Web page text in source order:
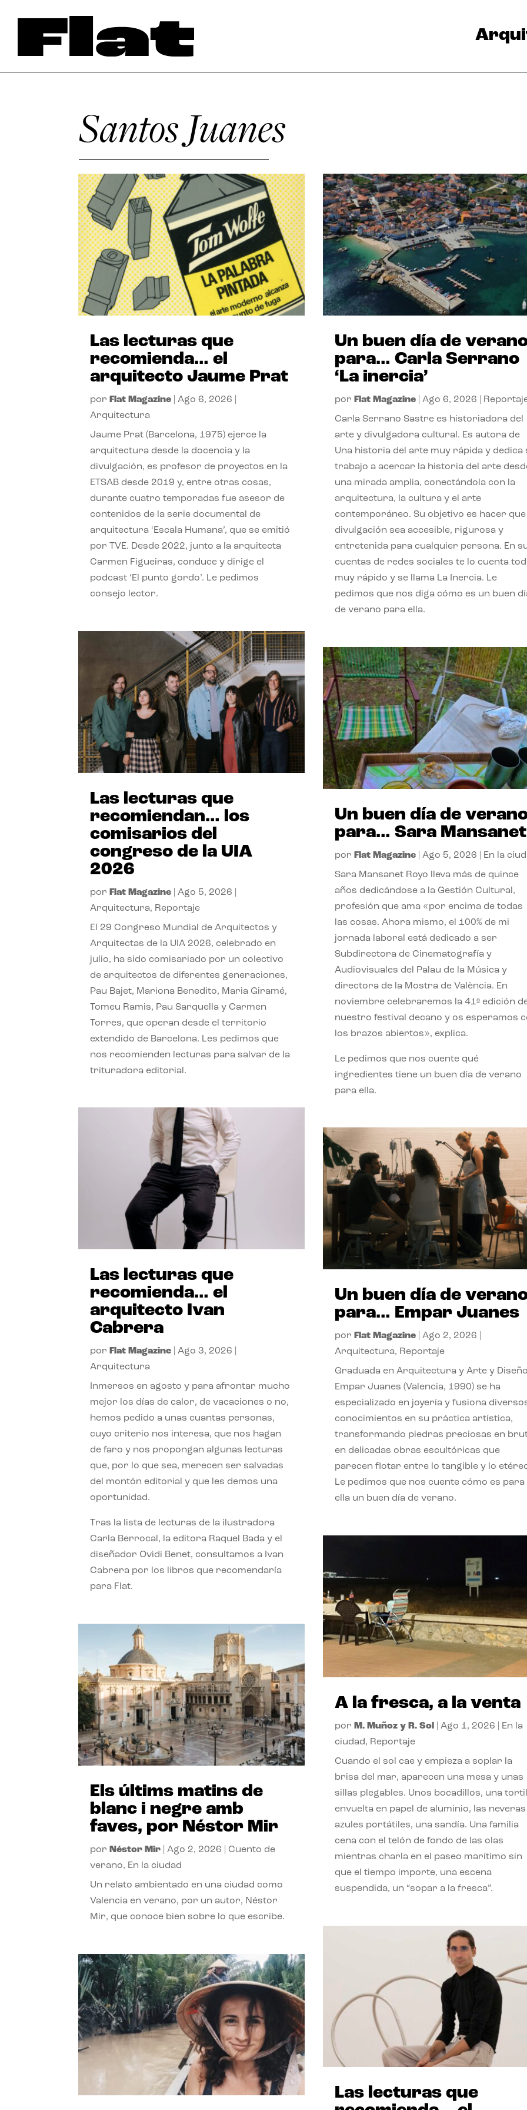
Santos Juanes
Las lecturas que
recomienda… el
arquitecto Jaume Prat
por Flat Magazine |Ago 6, 2026
Arquitectura
Jaume Prat (Barcelona, 1975) ejerce la
arquitectura desde la docencia y la
divulgación, es profesor de proyectos en la
ETSAB desde 2019 y, entre otras cosas,
durante cuatro temporadas fue asesor de
contenidos de la serie documental de
arquitectura ‘Escala Humana’, que se emitió
por TVE. Desde 2022, junto a la arquitecta
Carmen Figueiras, conduce y dirige el
podcast ‘El punto gordo’. Le pedimos
consejo lector.
Las lecturas que
recomiendan… los
comisarios del
congreso de la UIA
2026
por Flat Magazine |Ago 5, 2026
Arquitectura, Reportaje
El 29 Congreso Mundial de Arquitectos y
Arquitectas de la UIA 2026, celebrado en
julio, ha sido comisariado por un colectivo
de arquitectos de diferentes generaciones,
Pau Bajet, Mariona Benedito, Maria Giramé,
Tomeu Ramis, Pau Sarquella y Carmen
Torres, que operan desde el territorio
extendido de Barcelona. Les pedimos que
nos recomienden lecturas para salvar de la
trituradora editorial.
Las lecturas que
recomienda… el
arquitecto Ivan
Cabrera
por Flat Magazine |Ago 3, 2026
Arquitectura
Inmersos en agosto y para afrontar mucho
mejor los días de calor, de vacaciones o no,
hemos pedido a unas cuantas personas,
cuyo criterio nos interesa, que nos hagan
de faro y nos propongan algunas lecturas
que, por lo que sea, merecen ser salvadas
del montón editorial y que les demos una
oportunidad.
Tras la lista de lecturas de la ilustradora
Carla Berrocal, la editora Raquel Bada y el
diseñador Ovidi Benet, consultamos a Ivan
Cabrera por los libros que recomendaría
para Flat.
Els últims matins de
blanc i negre amb
faves, por Néstor Mir
por Néstor Mir |Ago 2, 2026 |Cuento de
verano, En la ciudad
Un relato ambientado en una ciudad como
Valencia en verano, por un autor, Néstor
Mir, que conoce bien sobre lo que escribe.
Un buen día de
para… Carla Serrano
‘La inercia’
por Flat Magazine| Ago 6, 2026
Carla Serrano Sastre es historiadora del
arte y divulgadora cultural. Es autora de
Una historia del arte muy rápida y dedica
trabajo a acercar la historia del arte
una mirada amplia, conectándola con la
arquitectura, la cultura y el arte
contemporáneo. Su objetivo es hacer que
divulgación sea accesible, rigurosa y
entretenida para cualquier persona. En
cuentas de redes sociales te lo cuenta
muy rápido y se llama La Inercia. Le
pedimos que nos diga cómo es un buen
de verano para ella.
Un buen día de
para… Sara Mansanet
por Flat Magazine| Ago 5, 2026 En la
Sara Mansanet Royo lleva más de quince
años dedicándose a la Gestión Cultural,
profesión que ama «por encima de todas
las cosas. Ahora mismo, el 100% de mi
jornada laboral está dedicado a ser
Subdirectora de Cinematografía y
Audiovisuales del Palau de la Música y
directora de la Mostra de València. En
noviembre celebraremos la 41ª edición
nuestro festival decano y os esperamos
los brazos abiertos», explica.
Le pedimos que nos cuente qué
ingredientes tiene un buen día de verano
para ella.
Un buen día de
para… Empar Juanes
por Flat Magazine| Ago 2, 2026
Arquitectura, Reportaje
Graduada en Arquitectura y Arte y
Empar Juanes (Valencia, 1990) se ha
especializado en joyería y fusiona
conocimientos en su práctica artística,
transformando piedras preciosas en
en delicadas obras escultóricas que
parecen flotar entre lo tangible y lo
Le pedimos que nos cuente cómo es para
ella un buen día de verano.
A la fresca, a la venta
por M. Muñoz y R. Sol Ago 1, 2026
En la
ciudad, Reportaje
Cuando el sol cae y empieza a soplar la
brisa del mar, aparecen una mesa y unas
sillas plegables. Unos bocadillos, una
envuelta en papel de aluminio, las neveras
azules portátiles, una sandía. Una familia
cena con el telón de fondo de las olas
mientras charla en el paseo marítimo sin
que el tiempo importe, una escena
suspendida, un “sopar a la fresca”.
Las lecturas que